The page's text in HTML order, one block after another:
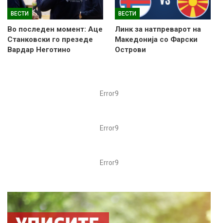
ВЕСТИ
Во последен момент: Аце
Станковски го презеде
Вардар Неготино
ВЕСТИ
Линк за натпреварот на
Македонија со Фарски
Острови
Error9
Error9
Error9